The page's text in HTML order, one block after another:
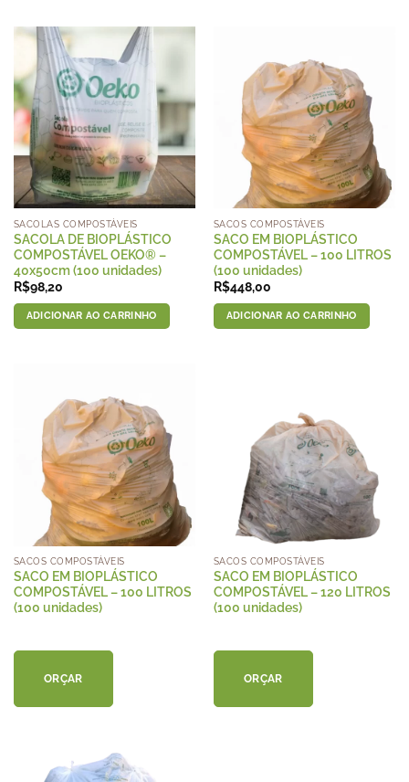
SACOLAS COMPOSTÁVEIS
SACOLA DE BIOPLÁSTICO
COMPOSTÁVEL OEKO® –
40x50cm (100 unidades)
R$98,20
ADICIONAR AO CARRINHO
SACOS COMPOSTÁVEIS
SACO EM BIOPLÁSTICO
COMPOSTÁVEL – 100 LITROS
(100 unidades)
R$448,00
ADICIONAR AO CARRINHO
SACOS COMPOSTÁVEIS
SACO EM BIOPLÁSTICO
COMPOSTÁVEL – 100 LITROS
(100 unidades)
ORÇAR
SACOS COMPOSTÁVEIS
SACO EM BIOPLÁSTICO
COMPOSTÁVEL – 120 LITROS
(100 unidades)
ORÇAR